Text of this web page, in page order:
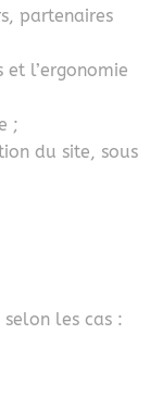
partenaires
l’ergonomie
;
du site, sous
les cas :